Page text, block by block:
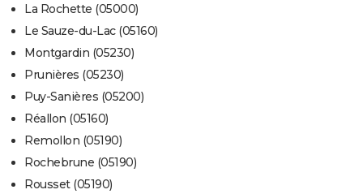
La Rochette (05000)
Le Sauze-du-Lac (05160)
Montgardin (05230)
Prunières (05230)
Puy-Sanières (05200)
Réallon (05160)
Remollon (05190)
Rochebrune (05190)
Rousset (05190)